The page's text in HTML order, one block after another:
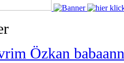
Özkan